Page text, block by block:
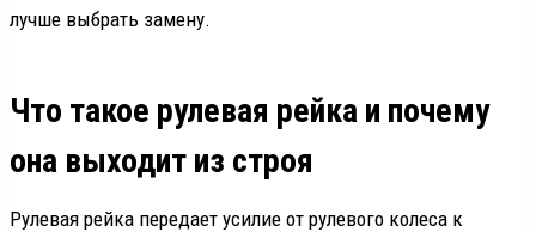
лучше выбрать замену.
Что такое рулевая рейка и почему
она выходит из строя
Рулевая рейка передает усилие от рулевого колеса к